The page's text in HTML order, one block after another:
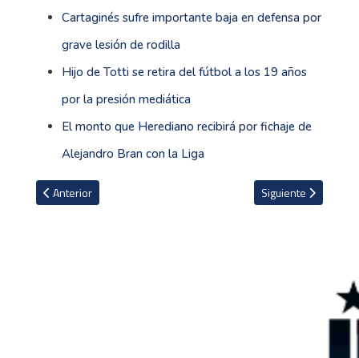
Cartaginés sufre importante baja en defensa por
grave lesión de rodilla
Hijo de Totti se retira del fútbol a los 19 años
por la presión mediática
El monto que Herediano recibirá por fichaje de
Alejandro Bran con la Liga
Artículo anterior: Futbolista canadiense deja el Inter de Milan
Anterior Artículo siguiente:
Siguiente